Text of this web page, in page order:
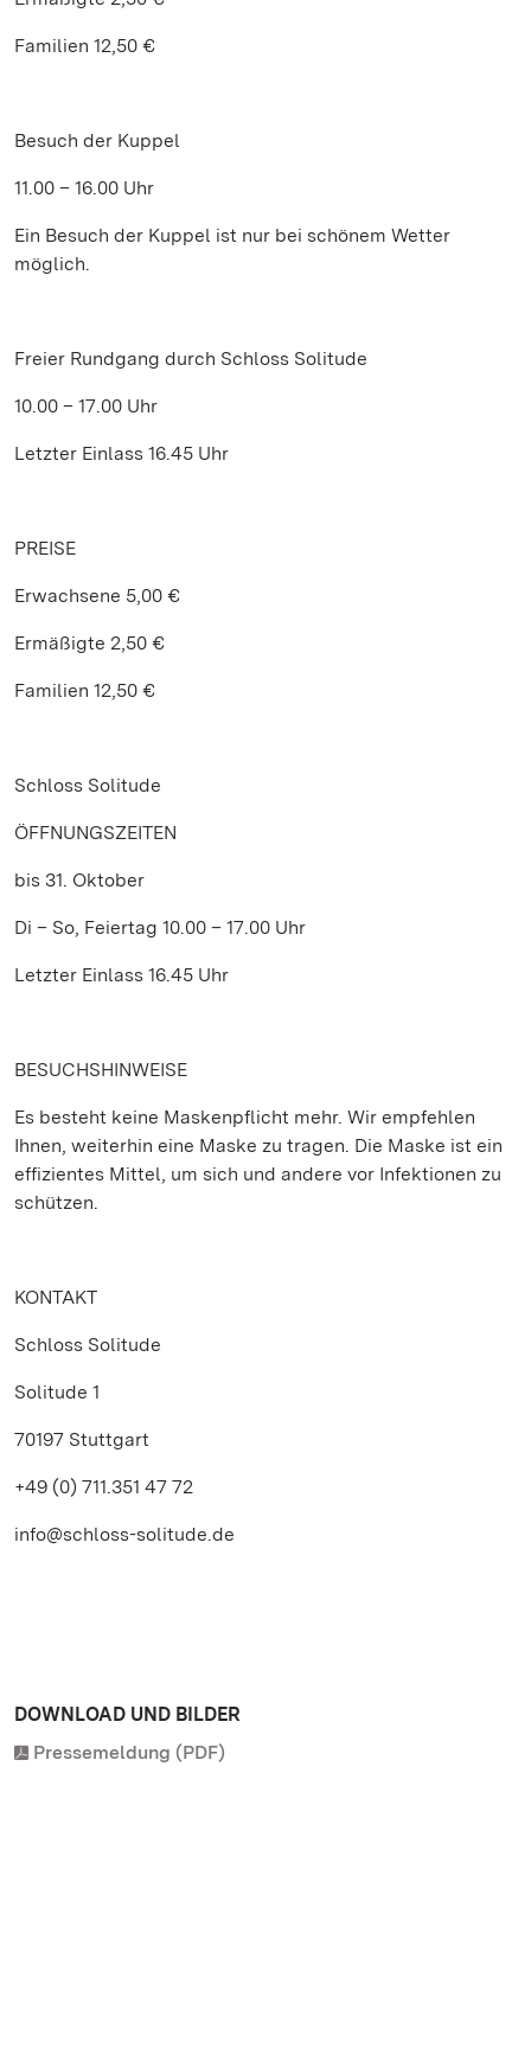
Familien 12,50 €
Besuch der Kuppel
11.00 – 16.00 Uhr
Ein Besuch der Kuppel ist nur bei schönem Wetter
möglich.
Freier Rundgang durch Schloss Solitude
10.00 – 17.00 Uhr
Letzter Einlass 16.45 Uhr
PREISE
Erwachsene 5,00 €
Ermäßigte 2,50 €
Familien 12,50 €
Schloss Solitude
ÖFFNUNGSZEITEN
bis 31. Oktober
Di – So, Feiertag 10.00 – 17.00 Uhr
Letzter Einlass 16.45 Uhr
BESUCHSHINWEISE
Es besteht keine Maskenpflicht mehr. Wir empfehlen
Ihnen, weiterhin eine Maske zu tragen. Die Maske ist ein
effizientes Mittel, um sich und andere vor Infektionen zu
schützen.
KONTAKT
Schloss Solitude
Solitude 1
70197 Stuttgart
+49 (0) 711.351 47 72
info@schloss-solitude.de
DOWNLOAD UND BILDER
Pressemeldung (PDF)